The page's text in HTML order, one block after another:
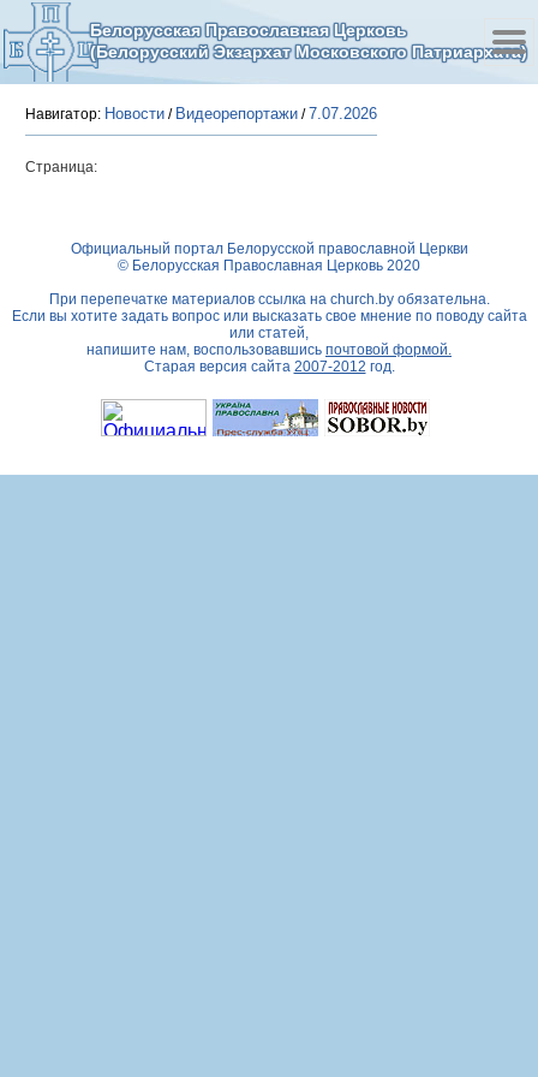
Белорусская Православная Церковь
(Белорусский Экзархат Московского Патриархата)
Навигатор: Новости / Видеорепортажи /7.07.2026
Страница:
Официальный портал Белорусской православной Церкви
© Белорусская Православная Церковь 2020
При перепечатке материалов ссылка на church.byобязательна.
Если вы хотите задать вопрос или высказать свое мнение по поводу сайта
или статей,
напишите нам, воспользовавшись почтовой формой.
Старая версия сайта 2007-2012 год.